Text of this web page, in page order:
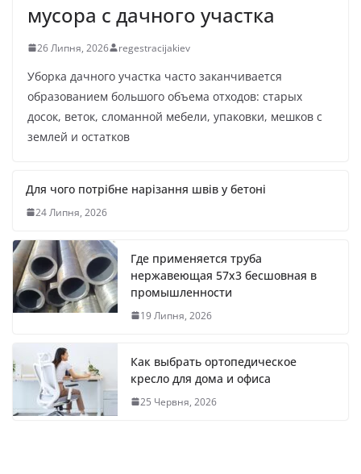
мусора с дачного участка
26 Липня, 2026 regestracijakiev
Уборка дачного участка часто заканчивается
образованием большого объема отходов: старых
досок, веток, сломанной мебели, упаковки, мешков с
землей и остатков
Для чого потрібне нарізання швів у бетоні
24 Липня, 2026
Где применяется труба
нержавеющая 57х3 бесшовная в
промышленности
19 Липня, 2026
Как выбрать ортопедическое
кресло для дома и офиса
25 Червня, 2026